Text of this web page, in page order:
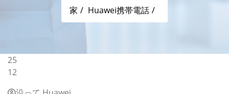
家 Huawei携帯電話
25
12